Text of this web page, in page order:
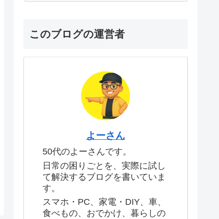
このブログの運営者
よーさん
50代のよーさんです。
日常の困りごとを、実際に試し
て解決するブログを書いていま
す。
スマホ・PC、家電・DIY、車、
食べもの、おでかけ、暮らしの